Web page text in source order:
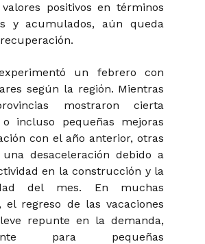
positivos en términos
y acumulados, aún queda
un febrero con
según la región. Mientras
mostraron cierta
o incluso pequeñas mejoras
con el año anterior, otras
desaceleración debido a
en la construcción y la
del mes. En muchas
el regreso de las vacaciones
repunte en la demanda,
para pequeñas